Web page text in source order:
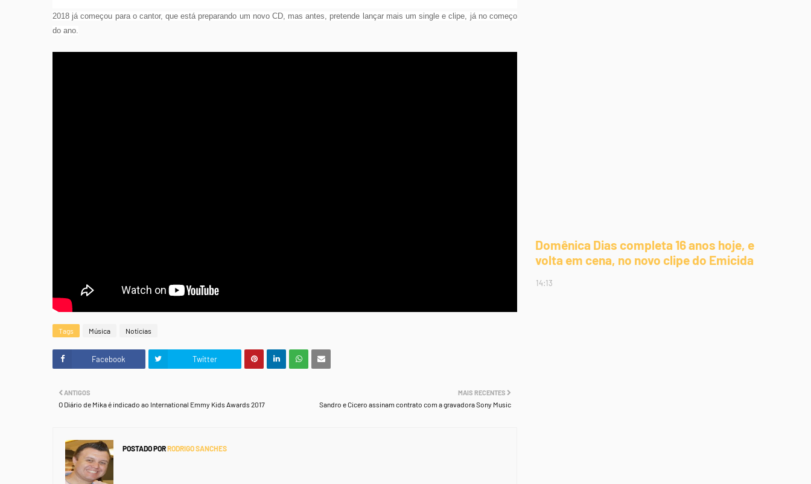
2018 já começou para o cantor, que está preparando um novo CD, mas antes, pretende lançar mais um single e clipe, já no começo
do ano.
Tags Música Notícias
Facebook Twitter
MAIS RECENTES
Sandro e Cicero assinam contrato com a gravadora Sony Music
ANTIGOS
O Diário de Mika é indicado ao International Emmy Kids Awards 2017
POSTADO PORRODRIGO SANCHES
Domênica Dias completa 16 anos hoje, e
volta em cena, no novo clipe do Emicida
14:13